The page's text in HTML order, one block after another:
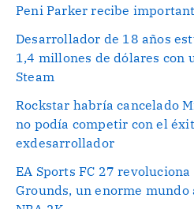
Peni Parker recibe
Desarrollador de 18 años
1,4 millones de dólares con
Steam
Rockstar habría cancelado
no podía competir con el
exdesarrollador
EA Sports FC 27 revoluciona
Grounds, un enorme